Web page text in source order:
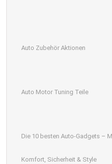
Auto Zubehör Aktionen
Auto Motor Tuning Teile
Die 10 besten Auto-Gadgets –
Komfort, Sicherheit & Style